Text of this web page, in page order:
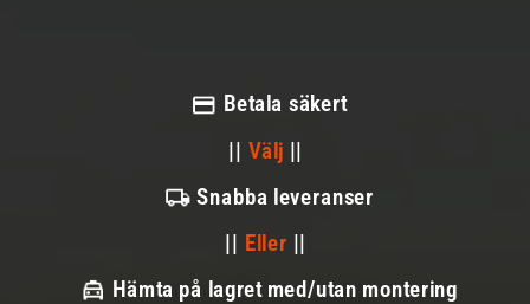
Betala säkert
|| Välj ||
Snabba leveranser
|| Eller ||
Hämta på lagret med/utan montering